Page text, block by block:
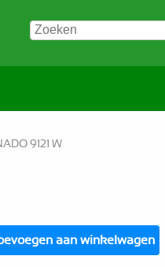
9121 W